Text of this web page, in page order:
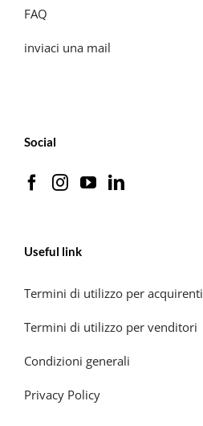
FAQ
inviaci una mail
Social
Useful link
Termini di utilizzo per acquirenti
Termini di utilizzo per venditori
Condizioni generali
Privacy Policy